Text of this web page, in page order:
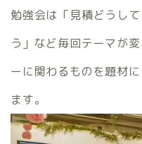
勉強会は「見積どうし
う」など毎回テーマが
ーに関わるものを題材
ます。